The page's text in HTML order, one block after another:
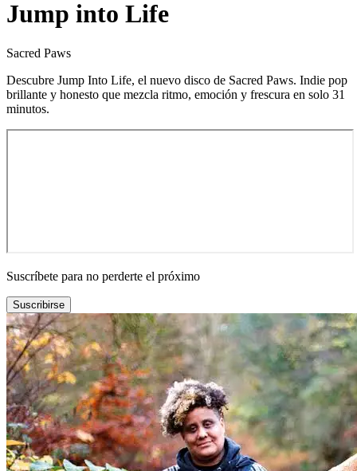
Jump into Life
Sacred Paws
Descubre Jump Into Life, el nuevo disco de Sacred Paws. Indie pop
brillante y honesto que mezcla ritmo, emoción y frescura en solo 31
minutos.
Suscríbete para no perderte el próximo
Suscribirse